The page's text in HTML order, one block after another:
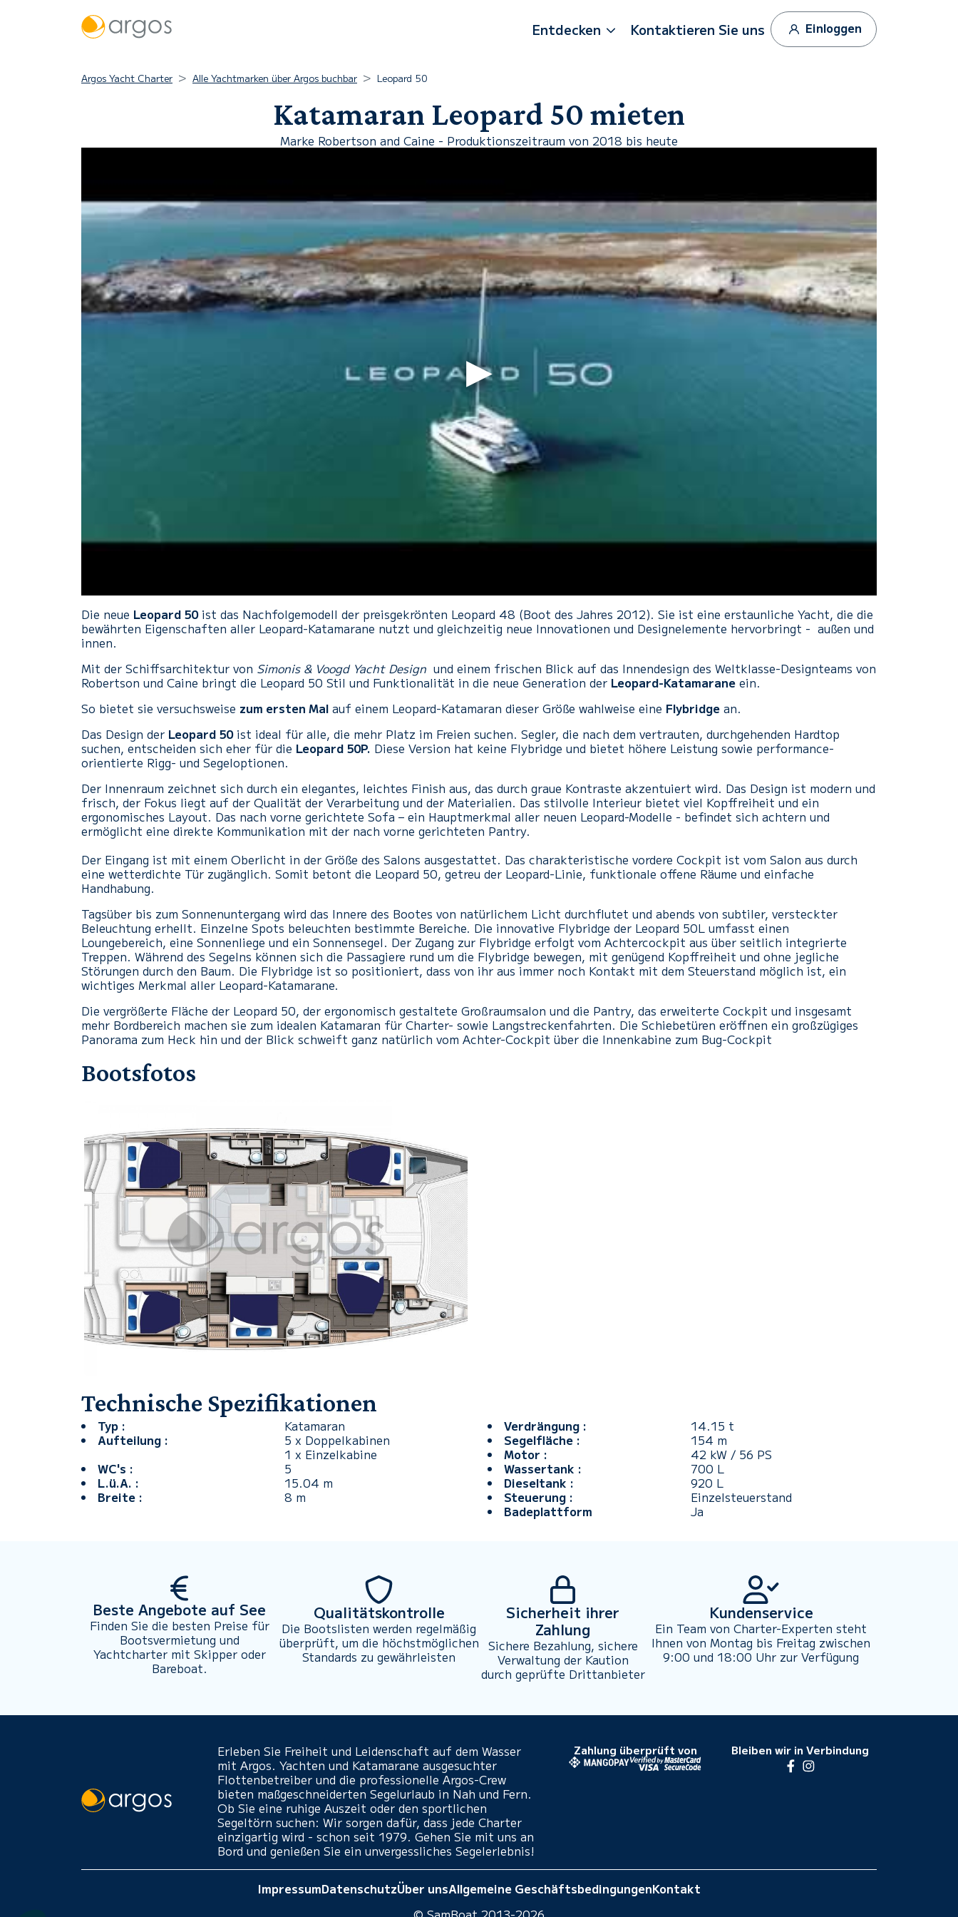
Entdecken Kontaktieren Sie uns Einloggen
Argos Yacht Charter Alle Yachtmarken über Argos buchbar Leopard 50
Katamaran Leopard 50 mieten
Marke Robertson and Caine - Produktionszeitraum von 2018 bis heute
Die neue Leopard 50ist das Nachfolgemodell der preisgekrönten Leopard 48 (Boot des Jahres 2012). Sie ist eine erstaunliche Yacht, die die
bewährten Eigenschaften aller Leopard-Katamarane nutzt und gleichzeitig neue Innovationen und Designelemente hervorbringt - außen und
innen.
Mit der Schiffsarchitektur von Simonis & Voogd Yacht Design und einem frischen Blick auf das Innendesign des Weltklasse-Designteams von
Robertson und Caine bringt die Leopard 50 Stil und Funktionalität in die neue Generation der Leopard-Katamarane ein.
So bietet sie versuchsweise zum ersten Mal auf einem Leopard-Katamaran dieser Größe wahlweise eine Flybridge an.
Das Design der Leopard 50ist ideal für alle, die mehr Platz im Freien suchen. Segler, die nach dem vertrauten, durchgehenden Hardtop
suchen, entscheiden sich eher für die Leopard 50P. Diese Version hat keine Flybridge und bietet höhere Leistung sowie performance-
orientierte Rigg- und Segeloptionen.
Der Innenraum zeichnet sich durch ein elegantes, leichtes Finish aus, das durch graue Kontraste akzentuiert wird. Das Design ist modern und
frisch, der Fokus liegt auf der Qualität der Verarbeitung und der Materialien. Das stilvolle Interieur bietet viel Kopffreiheit und ein
ergonomisches Layout. Das nach vorne gerichtete Sofa – ein Hauptmerkmal aller neuen Leopard-Modelle - befindet sich achtern und
ermöglicht eine direkte Kommunikation mit der nach vorne gerichteten Pantry.
Der Eingang ist mit einem Oberlicht in der Größe des Salons ausgestattet. Das charakteristische vordere Cockpit ist vom Salon aus durch
eine wetterdichte Tür zugänglich. Somit betont die Leopard 50, getreu der Leopard-Linie, funktionale offene Räume und einfache
Handhabung.
Tagsüber bis zum Sonnenuntergang wird das Innere des Bootes von natürlichem Licht durchflutet und abends von subtiler, versteckter
Beleuchtung erhellt. Einzelne Spots beleuchten bestimmte Bereiche. Die innovative Flybridge der Leopard 50L umfasst einen
Loungebereich, eine Sonnenliege und ein Sonnensegel. Der Zugang zur Flybridge erfolgt vom Achtercockpit aus über seitlich integrierte
Treppen. Während des Segelns können sich die Passagiere rund um die Flybridge bewegen, mit genügend Kopffreiheit und ohne jegliche
Störungen durch den Baum. Die Flybridge ist so positioniert, dass von ihr aus immer noch Kontakt mit dem Steuerstand möglich ist, ein
wichtiges Merkmal aller Leopard-Katamarane.
Die vergrößerte Fläche der Leopard 50, der ergonomisch gestaltete Großraumsalon und die Pantry, das erweiterte Cockpit und insgesamt
mehr Bordbereich machen sie zum idealen Katamaran für Charter- sowie Langstreckenfahrten. Die Schiebetüren eröffnen ein großzügiges
Panorama zum Heck hin und der Blick schweift ganz natürlich vom Achter-Cockpit über die Innenkabine zum Bug-Cockpit
Bootsfotos
Technische Spezifikationen
Typ :
Katamaran
Aufteilung :
5 x Doppelkabinen
1 x Einzelkabine
WC's :
5
L.ü.A. :
15.04 m
Breite :
8 m
Verdrängung :
14.15 t
Segelfläche :
154 m
Motor :
42 kW / 56 PS
Wassertank :
700 L
Dieseltank :
920 L
Steuerung :
Einzelsteuerstand
Badeplattform
Ja
Beste Angebote auf See
Finden Sie die besten Preise für
Bootsvermietung und
Yachtcharter mit Skipper oder
Bareboat.
Qualitätskontrolle
Die Bootslisten werden regelmäßig
überprüft, um die höchstmöglichen
Standards zu gewährleisten
Sicherheit ihrer
Zahlung
Sichere Bezahlung, sichere
Verwaltung der Kaution
durch geprüfte Drittanbieter
Kundenservice
Ein Team von Charter-Experten steht
Ihnen von Montag bis Freitag zwischen
9:00 und 18:00 Uhr zur Verfügung
Erleben Sie Freiheit und Leidenschaft auf dem Wasser
mit Argos. Yachten und Katamarane ausgesuchter
Flottenbetreiber und die professionelle Argos-Crew
bieten maßgeschneiderten Segelurlaub in Nah und Fern.
Ob Sie eine ruhige Auszeit oder den sportlichen
Segeltörn suchen: Wir sorgen dafür, dass jede Charter
einzigartig wird - schon seit 1979. Gehen Sie mit uns an
Bord und genießen Sie ein unvergessliches Segelerlebnis!
Zahlung überprüft von Bleiben wir in Verbindung
ImpressumDatenschutzÜber unsAllgemeine GeschäftsbedingungenKontakt